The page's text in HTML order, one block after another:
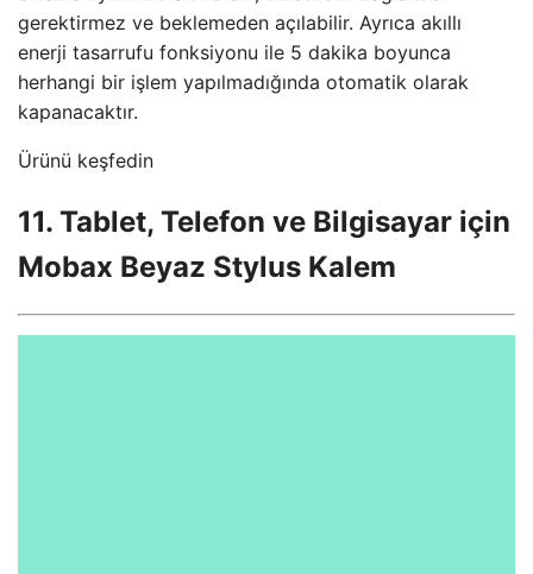
gerektirmez ve beklemeden açılabilir. Ayrıca akıllı
enerji tasarrufu fonksiyonu ile 5 dakika boyunca
herhangi bir işlem yapılmadığında otomatik olarak
kapanacaktır.
Ürünü keşfedin
11. Tablet, Telefon ve Bilgisayar için
Mobax Beyaz Stylus Kalem